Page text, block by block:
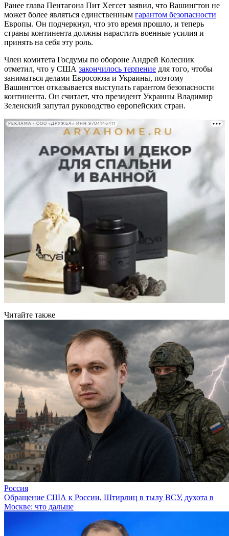
Ранее глава Пентагона Пит Хегсет заявил, что Вашингтон не
может более являться единственным гарантом безопасности
Европы. Он подчеркнул, что это время прошло, и теперь
страны континента должны нарастить военные усилия и
принять на себя эту роль.
Член комитета Госдумы по обороне Андрей Колесник
отметил, что у США закончилось терпение для того, чтобы
заниматься делами Евросоюза и Украины, поэтому
Вашингтон отказывается выступать гарантом безопасности
континента. Он считает, что президент Украины Владимир
Зеленский запутал руководство европейских стран.
РЕКЛАМА • ООО «ДРУЖБА» ИНН 9704146411
Читайте также
Россия
Обращение США к России, Штирлиц в тылу ВСУ, духота в
Москве: что дальше